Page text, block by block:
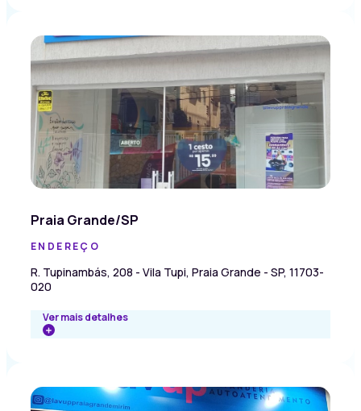
Praia Grande/SP
ENDEREÇO
R. Tupinambás, 208 - Vila Tupi, Praia Grande - SP, 11703-
020
Ver mais detalhes